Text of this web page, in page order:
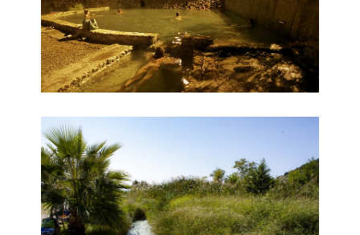
Terme Caronte